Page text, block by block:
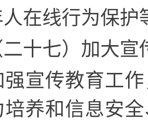
在线行为保
二十七）加大
强宣传教育工
培养和信息安